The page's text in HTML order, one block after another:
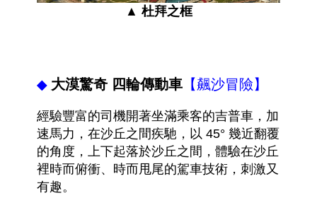
▲ 杜拜之框
◆ 大漠驚奇 四輪傳動車 【飆沙冒險】
經驗豐富的司機開著坐滿乘客的吉普車，加
速馬力，在沙丘之間疾馳，以 45° 幾近翻覆
的角度，上下起落於沙丘之間，體驗在沙丘
裡時而俯衝、時而甩尾的駕車技術，刺激又
有趣。